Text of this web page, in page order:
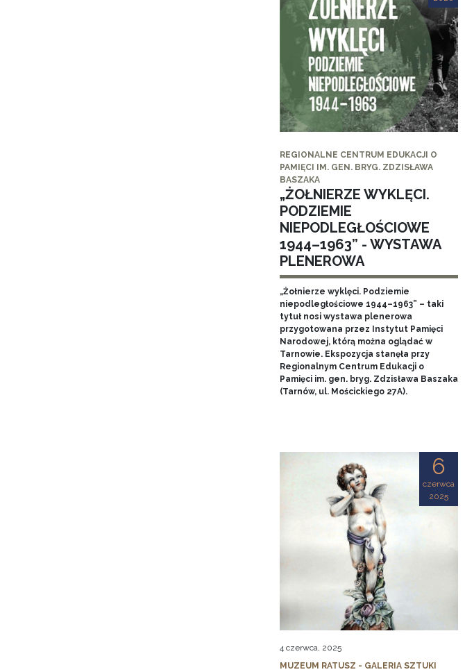
REGIONALNE CENTRUM EDUKACJI O
PAMIĘCI IM. GEN. BRYG. ZDZISŁAWA
BASZAKA
„ŻOŁNIERZE WYKLĘCI.
PODZIEMIE
NIEPODLEGŁOŚCIOWE
1944–1963” - WYSTAWA
PLENEROWA
„Żołnierze wyklęci. Podziemie
niepodległościowe 1944–1963” – taki
tytuł nosi wystawa plenerowa
przygotowana przez Instytut Pamięci
Narodowej, którą można oglądać w
Tarnowie. Ekspozycja stanęła przy
Regionalnym Centrum Edukacji o
Pamięci im. gen. bryg. Zdzisława Baszaka
(Tarnów, ul. Mościckiego 27A).
6
czerwca
2025
4 czerwca, 2025
MUZEUM RATUSZ - GALERIA SZTUKI